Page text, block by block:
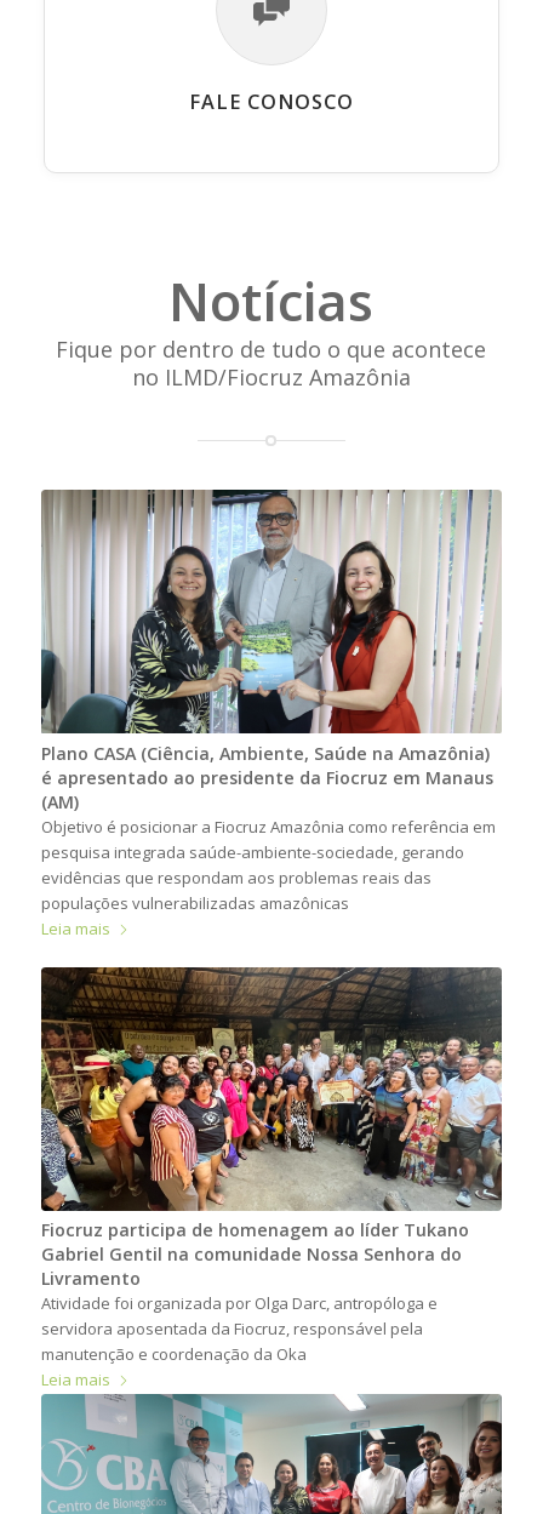
FALE CONOSCO
Notícias
Fique por dentro de tudo o que acontece
no ILMD/Fiocruz Amazônia
Plano CASA (Ciência, Ambiente, Saúde na Amazônia)
é apresentado ao presidente da Fiocruz em Manaus
(AM)
Objetivo é posicionar a Fiocruz Amazônia como referência em
pesquisa integrada saúde-ambiente-sociedade, gerando
evidências que respondam aos problemas reais das
populações vulnerabilizadas amazônicas
Leia mais
Fiocruz participa de homenagem ao líder Tukano
Gabriel Gentil na comunidade Nossa Senhora do
Livramento
Atividade foi organizada por Olga Darc, antropóloga e
servidora aposentada da Fiocruz, responsável pela
manutenção e coordenação da Oka
Leia mais